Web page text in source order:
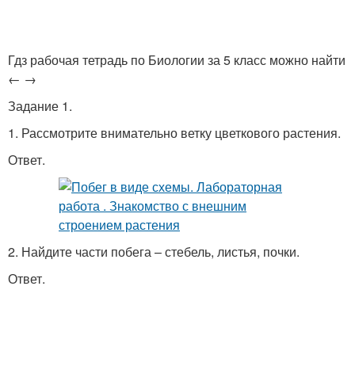
Гдз рабочая тетрадь по Биологии за 5 класс можно найти
← →
Задание 1.
1. Рассмотрите внимательно ветку цветкового растения.
Ответ.
2. Найдите части побега – стебель, листья, почки.
Ответ.